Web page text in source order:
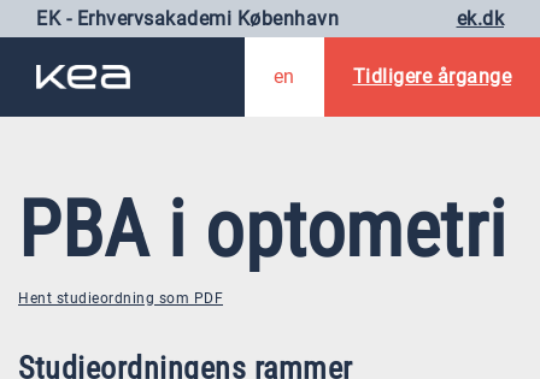
EK - Erhvervsakademi København ek.dk
en Tidligere årgange
PBA i optometri
Hent studieordning som PDF
Studieordningens rammer